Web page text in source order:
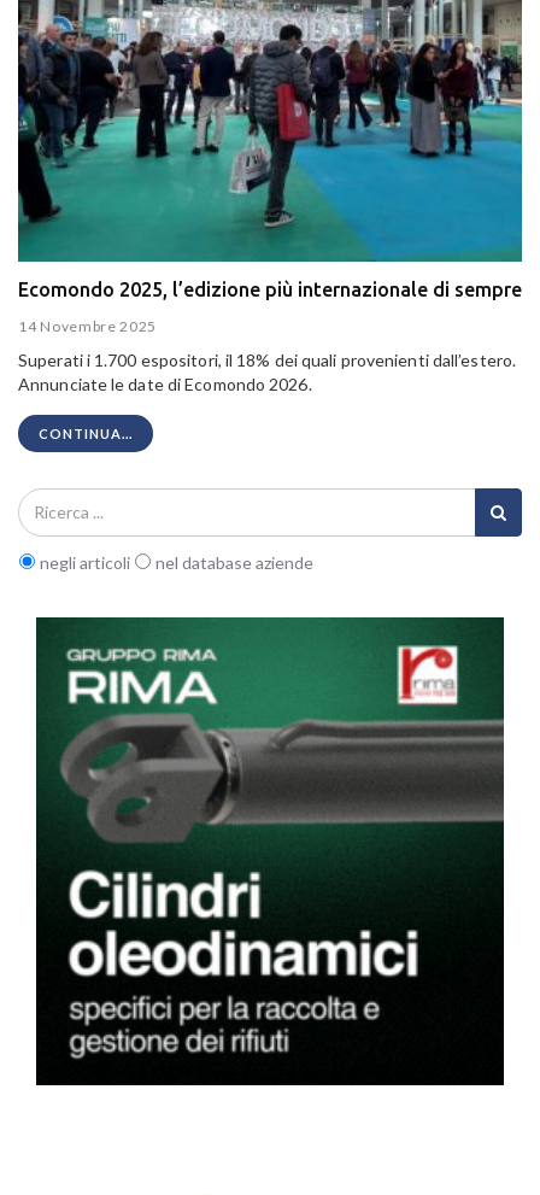
Ecomondo 2025, l’edizione più internazionale di sempre
14 Novembre 2025
Superati i 1.700 espositori, il 18% dei quali provenienti dall’estero.
Annunciate le date di Ecomondo 2026.
CONTINUA...
negli articoli nel database aziende